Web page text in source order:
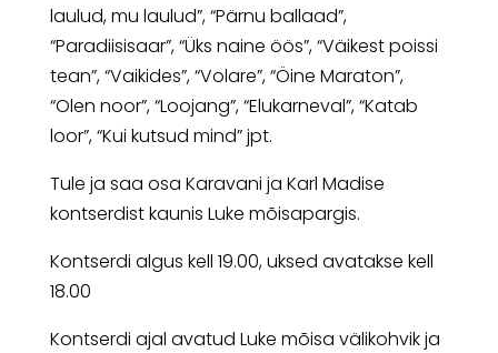
laulud, mu laulud”, “Pärnu ballaad”,
“Paradiisisaar”, “Üks naine öös”, “Väikest poissi
tean”, “Vaikides”, “Volare”, “Öine Maraton”,
“Olen noor”, “Loojang”, “Elukarneval”, “Katab
loor”, “Kui kutsud mind” jpt.
Tule ja saa osa Karavani ja Karl Madise
kontserdist kaunis Luke mõisapargis.
Kontserdi algus kell 19.00, uksed avatakse kell
18.00
Kontserdi ajal avatud Luke mõisa välikohvik ja